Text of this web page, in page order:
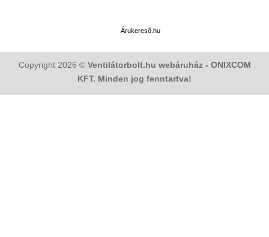
Árukereső.hu
Copyright 2026 © Ventilátorbolt.hu webáruház - ONIXCOM
KFT. Minden jog fenntartva!